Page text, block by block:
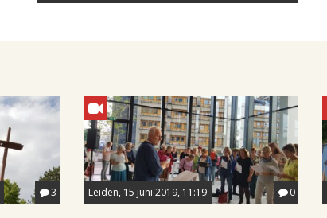
3 Leiden, 15 juni 2019, 11:19 0